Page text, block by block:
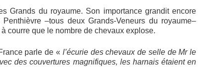
Grands du royaume. Son importance grandit encore
–tous deux Grands-Veneurs du royaume–
courre que le nombre de chevaux explose.
parle de « l’écurie des chevaux de selle de Mr le
des couvertures magnifiques, les harnais étaient en